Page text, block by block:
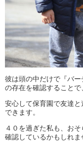
彼は頭の中だけで『バ
の存在を確認することで
安心して保育園で友達
できます。
４０を過ぎた私も、お
確認しているかもしれま